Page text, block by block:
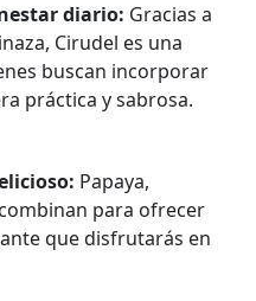
diario: Gracias a
Cirudel es una
buscan incorporar
práctica y sabrosa.
Papaya,
para ofrecer
que disfrutarás en